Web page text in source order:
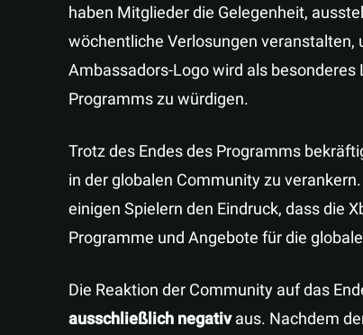
haben Mitglieder die Gelegenheit,
wöchentliche Verlosungen
Ambassadors-Logo wird als
Programms zu würdigen.
Trotz des Endes des Programms
in der globalen Community zu
einigen Spielern den Eindruck, dass die
Programme und Angebote für die
Die Reaktion der Community auf das
ausschließlich negativaus. Nachdem